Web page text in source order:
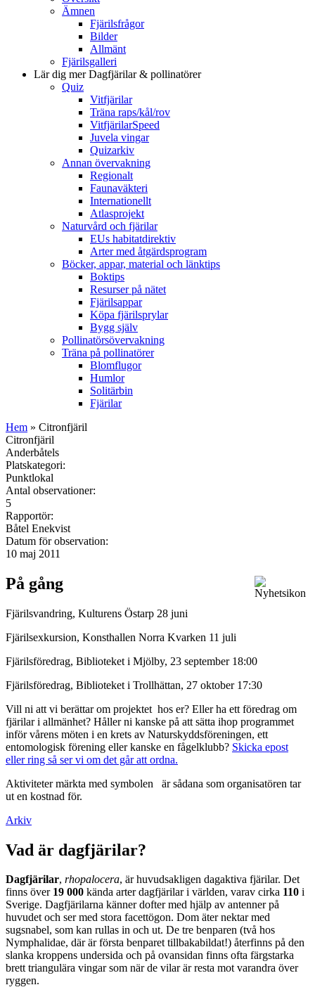
Ämnen
Fjärilsfrågor
Bilder
Allmänt
Fjärilsgalleri
Lär dig merDagfjärilar & pollinatörer
Quiz
Vitfjärilar
Träna raps/kål/rov
VitfjärilarSpeed
Juvela vingar
Quizarkiv
Annan övervakning
Regionalt
Faunaväkteri
Internationellt
Atlasprojekt
Naturvård och fjärilar
EUs habitatdirektiv
Arter med åtgärdsprogram
Böcker, appar, material och länktips
Boktips
Resurser på nätet
Fjärilsappar
Köpa fjärilsprylar
Bygg själv
Pollinatörsövervakning
Träna på pollinatörer
Blomflugor
Humlor
Solitärbin
Fjärilar
Hem » Citronfjäril
Citronfjäril
Anderbåtels
Platskategori:
Punktlokal
Antal observationer:
5
Rapportör:
Båtel Enekvist
Datum för observation:
10 maj 2011
På gång
Fjärilsvandring, Kulturens Östarp 28 juni
Fjärilsexkursion, Konsthallen Norra Kvarken 11 juli
Fjärilsföredrag, Biblioteket i Mjölby, 23 september 18:00
Fjärilsföredrag, Biblioteket i Trollhättan, 27 oktober 17:30
Vill ni att vi berättar om projektet hos er? Eller ha ett föredrag om
fjärilar i allmänhet? Håller ni kanske på att sätta ihop programmet
inför vårens möten i en krets av Naturskyddsföreningen, ett
entomologisk förening eller kanske en fågelklubb? Skicka epost
eller ring så ser vi om det går att ordna.
Aktiviteter märkta med symbolen
är sådana som organisatören tar
ut en kostnad för.
Arkiv
Vad är dagfjärilar?
Dagfjärilar, rhopalocera, är huvudsakligen dagaktiva fjärilar. Det
finns över 19 000 kända arter dagfjärilar i världen, varav cirka 110 i
Sverige. Dagfjärilarna känner dofter med hjälp av antenner på
huvudet och ser med stora facettögon. Dom äter nektar med
sugsnabel, som kan rullas in och ut. De tre benparen (två hos
Nymphalidae, där är första benparet tillbakabildat!) återfinns på den
slanka kroppens undersida och på ovansidan finns ofta färgstarka
brett triangulära vingar som när de vilar är resta mot varandra över
ryggen.